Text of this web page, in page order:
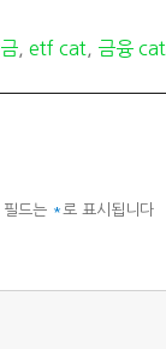
,etf cat, 금융 cat
필드는 *로 표시됩니다